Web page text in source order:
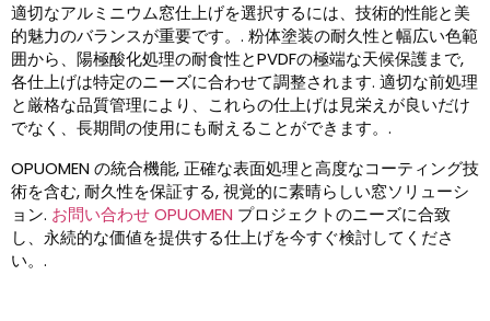
適切なアルミニウム窓仕上げを選択するには、技術的性能と美
的魅力のバランスが重要です。. 粉体塗装の耐久性と幅広い色範
囲から、陽極酸化処理の耐食性とPVDFの極端な天候保護まで,
各仕上げは特定のニーズに合わせて調整されます. 適切な前処理
と厳格な品質管理により、これらの仕上げは見栄えが良いだけ
でなく、長期間の使用にも耐えることができます。.
OPUOMEN の統合機能, 正確な表面処理と高度なコーティング技
術を含む, 耐久性を保証する, 視覚的に素晴らしい窓ソリューシ
ョン. お問い合わせ OPUOMEN プロジェクトのニーズに合致
し、永続的な価値を提供する仕上げを今すぐ検討してくださ
い。.